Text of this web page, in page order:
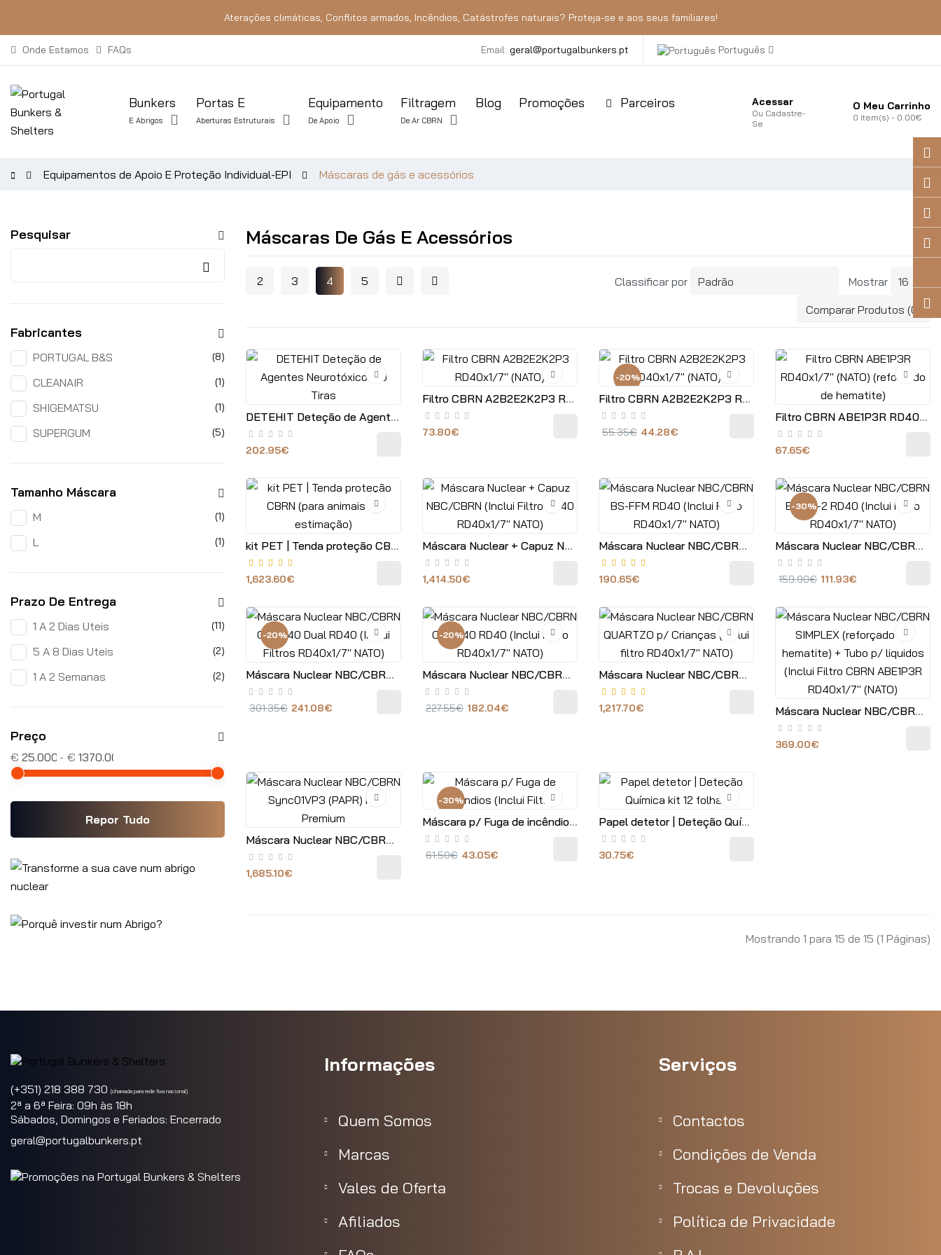
Aterações climáticas, Conflitos armados, Incêndios, Catástrofes naturais? Proteja-se e aos seus familiares!
Onde Estamos FAQs Email: geral@portugalbunkers.pt Português
Bunkers
E Abrigos
Portas E
Aberturas Estruturais
Equipamento
De Apoio
Filtragem
De Ar CBRN
Blog Promoções Parceiros Acessar
Ou Cadastre-
Se
O Meu Carrinho
0 item(s) - 0.00€
Equipamentos de Apoio E Proteção Individual-EPI Máscaras de gás e acessórios
Pesquisar
Fabricantes
PORTUGAL B&S (8)
CLEANAIR (1)
SHIGEMATSU (1)
SUPERGUM (5)
Tamanho Máscara
M (1)
L (1)
Prazo De Entrega
1 A 2 Dias Uteis (11)
5 A 8 Dias Uteis (2)
1 A 2 Semanas (2)
Preço
€ €
Repor Tudo
Máscaras De Gás E Acessórios
2 3 4 5 Classificar por
Mostrar
Comparar Produtos (0)
DETEHIT Deteção de Agentes Neurotóxicos 10 Tiras
202.95€
Filtro CBRN A2B2E2K2P3 RD40x1/7" (NATO)
73.80€
-20%
Filtro CBRN A2B2E2K2P3 RD40x1/7" (NATO)
55.35€ 44.28€
Filtro CBRN ABE1P3R RD40x1/7" (NATO) (reforçado de hematite)
67.65€
kit PET | Tenda proteção CBRN (para animais de estimação)
1,623.60€
Máscara Nuclear + Capuz NBC/CBRN (Inclui Filtro RD40 RD40x1/7" NATO)
1,414.50€
Máscara Nuclear NBC/CBRN BS-FFM RD40 (Inclui Filtro RD40x1/7" NATO)
190.65€
-30%
Máscara Nuclear NBC/CBRN BS100-2 RD40 (Inclui Filtro RD40x1/7" NATO)
159.90€ 111.93€
-20%
Máscara Nuclear NBC/CBRN CMRD40 Dual RD40 (Inclui Filtros RD40x1/7" NATO)
301.35€ 241.08€
-20%
Máscara Nuclear NBC/CBRN CMRD40 RD40 (Inclui Filtro RD40x1/7" NATO)
227.55€ 182.04€
Máscara Nuclear NBC/CBRN QUARTZO p/ Crianças (Inclui filtro RD40x1/7" NATO)
1,217.70€ Máscara Nuclear NBC/CBRN SIMPLEX (reforçado de hematite) + Tubo p/ liquidos (Inclui Filtro CBRN ABE1P3R RD40x1/7" (NATO)
369.00€
Máscara Nuclear NBC/CBRN Sync01VP3 (PAPR) Kit Premium
1,685.10€
-30%
Máscara p/ Fuga de incêndios (Inclui Filtro)
61.50€ 43.05€
Papel detetor | Deteção Química kit 12 folhas
30.75€
Mostrando 1 para 15 de 15 (1 Páginas)
(+351) 218 388 730 (chamada para rede fixa nacional)
2ª a 6ª Feira: 09h às 18h
Sábados, Domingos e Feriados: Encerrado
geral@portugalbunkers.pt
Informações
Quem Somos
Marcas
Vales de Oferta
Afiliados
Serviços
Contactos
Condições de Venda
Trocas e Devoluções
Política de Privacidade